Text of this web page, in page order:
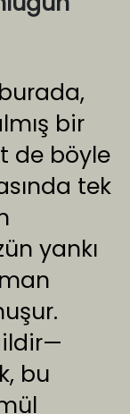
bir
de böyle
tek
yankı
bu